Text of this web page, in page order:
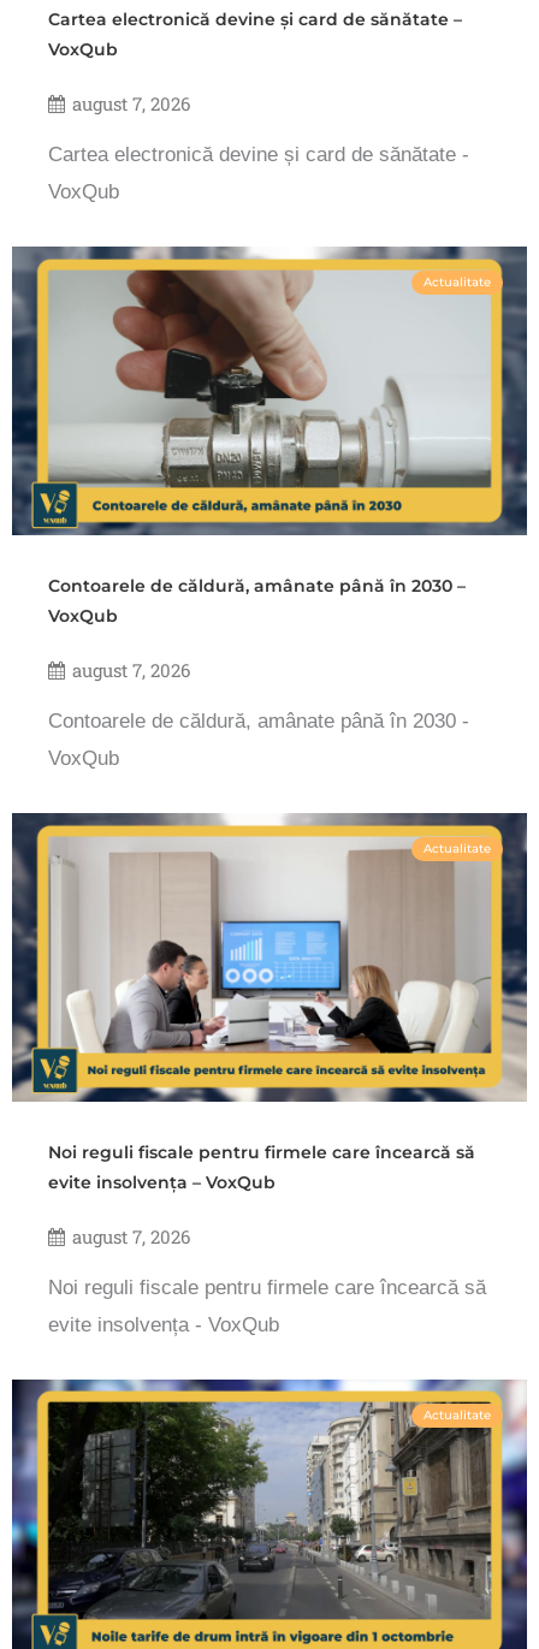
Cartea electronică devine și card de sănătate –
VoxQub
august 7, 2026
Cartea electronică devine și card de sănătate -
VoxQub
Actualitate
Contoarele de căldură, amânate până în 2030 –
VoxQub
august 7, 2026
Contoarele de căldură, amânate până în 2030 -
VoxQub
Actualitate
Noi reguli fiscale pentru firmele care încearcă să
evite insolvența – VoxQub
august 7, 2026
Noi reguli fiscale pentru firmele care încearcă să
evite insolvența - VoxQub
Actualitate